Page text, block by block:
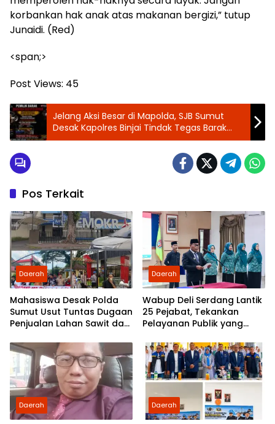
korbankan hak anak atas makanan bergizi,” tutup
Junaidi. (Red)
<span;>‎
Post Views: 45
Jelang Aksi Besar di Mapolda, SJB Sumut
Desak Kapolres Binjai Tindak Tegas Barak
Narkoba dan Judi Diduga Milik UG
Pos Terkait
Daerah
Mahasiswa Desak Polda
Sumut Usut Tuntas Dugaan
Penjualan Lahan Sawit dan
Partai Demokrat Sumut
Daerah
Wabup Deli Serdang Lantik
25 Pejabat, Tekankan
Pelayanan Publik yang
Daerah Daerah